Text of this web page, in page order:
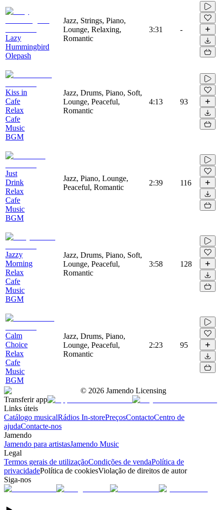
Lazy
Hummingbird
Olepash
Jazz, Strings, Piano,
Lounge, Relaxing,
Romantic
3:31 -
Kiss in
Cafe
Relax
Cafe
Music
BGM
Jazz, Drums, Piano, Soft,
Lounge, Peaceful,
Romantic
4:13 93
Just
Drink
Relax
Cafe
Music
BGM
Jazz, Piano, Lounge,
Peaceful, Romantic
2:39 116
Jazzy
Morning
Relax
Cafe
Music
BGM
Jazz, Drums, Piano, Soft,
Lounge, Peaceful,
Romantic
3:58 128
Calm
Choice
Relax
Cafe
Music
BGM
Jazz, Drums, Piano,
Lounge, Peaceful,
Romantic
2:23 95
© 2026 Jamendo Licensing
Transferir app
Links úteis
Catálogo musicalRádios In-storePreçosContactoCentro de
ajudaContacte-nos
Jamendo
Jamendo para artistasJamendo Music
Legal
Termos gerais de utilizaçãoCondições de vendaPolítica de
privacidadePolítica de cookiesViolação de direitos de autor
Siga-nos